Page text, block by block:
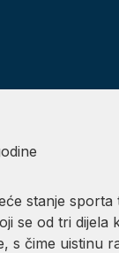
stanje
se od tri
čime uistinu